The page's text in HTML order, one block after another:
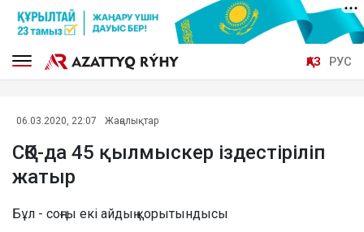
ҚАЗ РУС
06.03.2020, 22:07 Жаңалықтар
СҚО-да 45 қылмыскер іздестіріліп
жатыр
Бұл - соңғы екі айдың қорытындысы